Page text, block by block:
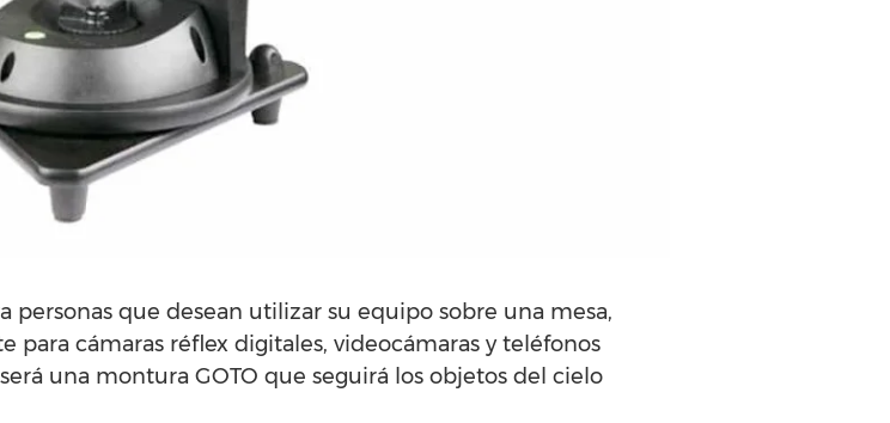
que desean utilizar su equipo sobre una mesa,
para cámaras réflex digitales, videocámaras y teléfonos
una montura GOTO que seguirá los objetos del cielo